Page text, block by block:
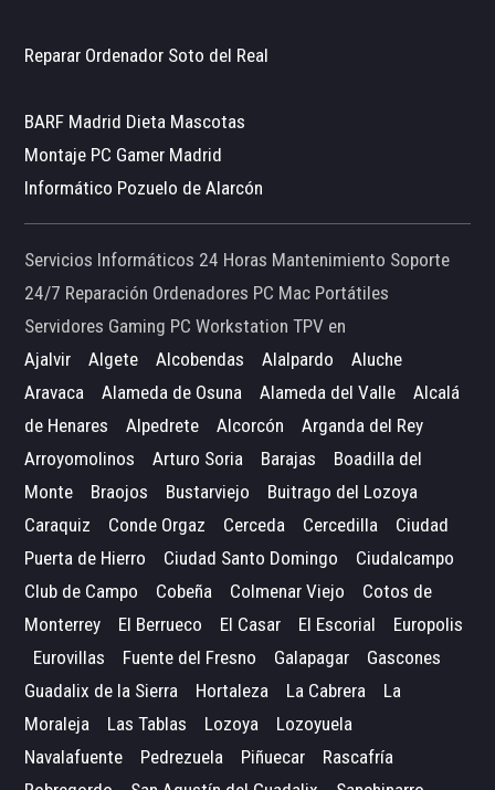
Reparar Ordenador Soto del Real
BARF Madrid Dieta Mascotas
Montaje PC Gamer Madrid
Informático Pozuelo de Alarcón
Servicios Informáticos 24 Horas Mantenimiento Soporte
24/7 Reparación Ordenadores PC Mac Portátiles
Servidores Gaming PC Workstation TPV en
Ajalvir
Algete Alcobendas Alalpardo
Aluche
Aravaca
Alameda de Osuna Alameda del Valle
Alcalá
de Henares
Alpedrete Alcorcón
Arganda del Rey
Arroyomolinos
Arturo Soria Barajas
Boadilla del
Monte
Braojos Bustarviejo
Buitrago del Lozoya
Caraquiz
Conde Orgaz Cerceda Cercedilla
Ciudad
Puerta de Hierro
Ciudad Santo Domingo
Ciudalcampo
Club de Campo
Cobeña Colmenar Viejo
Cotos de
Monterrey
El Berrueco El Casar El Escorial
Europolis
Eurovillas
Fuente del Fresno Galapagar
Gascones
Guadalix de la Sierra
Hortaleza La Cabrera
La
Moraleja
Las Tablas Lozoya
Lozoyuela
Navalafuente
Pedrezuela Piñuecar
Rascafría